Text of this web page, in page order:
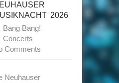
2026
Bang Bang!
Concerts
Comments
Neuhauser